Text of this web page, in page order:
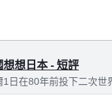
想日本 - 短評
1日在80年前投下二次世
文說：「我對維隆攻擊